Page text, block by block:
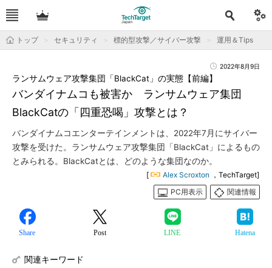
トップ セキュリティ 標的型攻撃／サイバー攻撃 運用＆Tips
2022年8月9日
バンダイナムコも被害か ランサムウェア集団
BlackCatの「四重恐喝」攻撃とは？
ランサムウェア攻撃集団「BlackCat」の実態【前編】
バンダイナムコエンターテインメントは、2022年7月にサイバー
攻撃を受けた。ランサムウェア攻撃集団「BlackCat」によるもの
とみられる。BlackCatとは、どのような集団なのか。
[ Alex Scroxton ，TechTarget]
PC用表示
関連情報
Share Post LINE Hatena
関連キーワード